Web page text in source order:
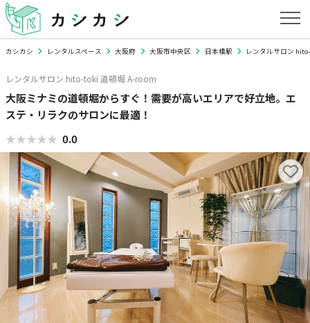
カシカシ レンタルスペース 大阪府 大阪市中央区 日本橋駅 レンタルサロン
レンタルサロン hito-toki 道頓堀 A-room
大阪ミナミの道頓堀からすぐ！需要が高いエリアで好立地。エ
ステ・リラクのサロンに最適！
★★★★★
★★★★★ 0.0